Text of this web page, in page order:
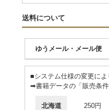
送料について
ゆうメール・メール便
■システム仕様の変更に
➡書籍データの「販売条
北海道 250円